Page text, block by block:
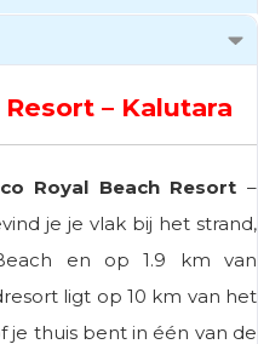
– Kalutara
Royal Beach Resort –
je je vlak bij het strand,
en op 1.9 km van
ligt op 10 km van het
je thuis bent in één van de